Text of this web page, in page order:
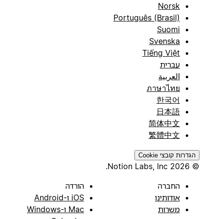
Norsk
Português (Brasil)
Suomi
Svenska
Tiếng Việt
עברית
العربية
ภาษาไทย
한국어
日本語
简体中文
繁體中文
הגדרות קובצי Cookie
© 2026 Notion Labs, Inc.
החברה
אודותינו
משרות
הורדה
iOS ו-Android
Mac ו-Windows